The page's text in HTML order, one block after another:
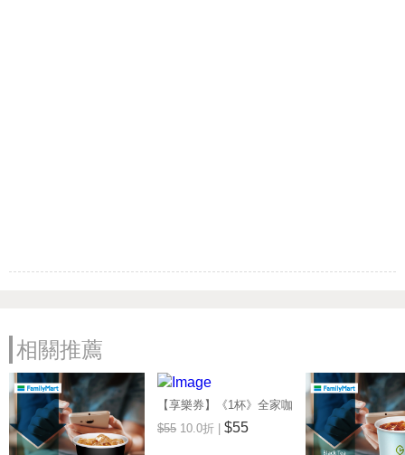
相關推薦
【享樂券】《1杯》全家咖
啡Let's Café-熱拿鐵(大杯)
$55 10.0折 | $55